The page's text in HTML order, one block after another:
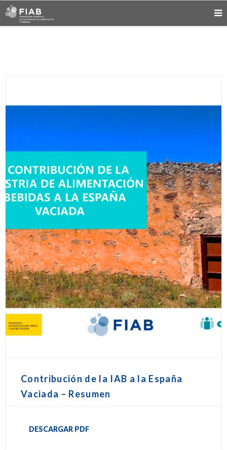
Contribución de la IAB a la España
Vaciada – Resumen
DESCARGAR PDF